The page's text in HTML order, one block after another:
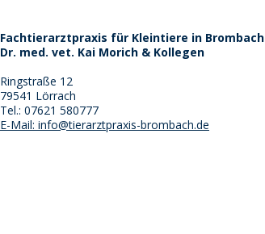
Fachtierarztpraxis für Kleintiere in Brombach
Dr. med. vet. Kai Morich & Kollegen
Ringstraße 12
79541 Lörrach
Tel.: 07621 580777
E-Mail: info@tierarztpraxis-brombach.de